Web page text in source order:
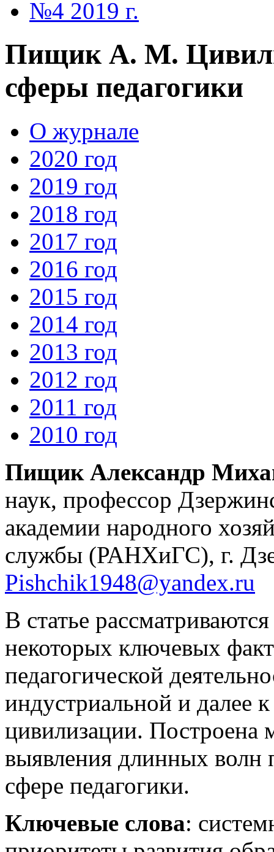
№4 2019 г.
Пищик А. М.
сферы педагогики
О журнале
2020 год
2019 год
2018 год
2017 год
2016 год
2015 год
2014 год
2013 год
2012 год
2011 год
2010 год
Пищик Александр
наук, профессор
академии народного
службы (РАНХиГС), г.
Pishchik1948@yandex.ru
В статье
некоторых ключевых
педагогической
индустриальной и далее
цивилизации. Построена
выявления длинных волн
сфере педагогики.
Ключевые слова: